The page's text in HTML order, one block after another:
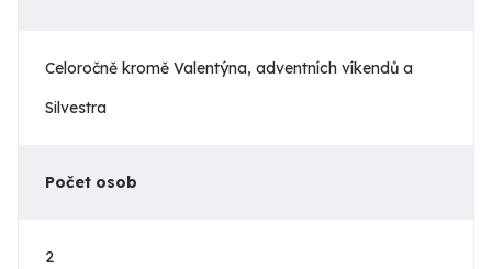
Celoročně kromě Valentýna, adventních víkendů a
Silvestra
Počet osob
2